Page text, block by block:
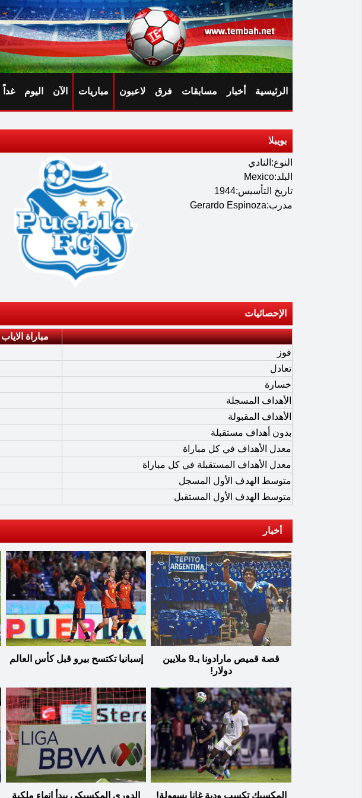
الرئيسية أخبار مسابقات فرق لاعبون مباريات الآن اليوم غداً
بويبلا
النوع:النادي
البلد:Mexico
تاريخ التأسيس:1944
مدرب:Gerardo Espinoza
الإحصائيات
مباراة الاياب
فوز
تعادل
خسارة
الأهداف المسجلة
الأهداف المقبولة
بدون أهداف مستقبلة
معدل الأهداف في كل مباراة
معدل الأهداف المستقبلة في كل مباراة
متوسط الهدف الأول المسجل
متوسط الهدف الأول المستقبل
أخبار
قصة قميص مارادونا بـ9 ملايين
دولار!
إسبانيا تكتسح بيرو قبل كأس العالم
المكسيك تكسب ودية غانا بسهولة! الدوري المكسيكي يبدأ إنهاء ملكية